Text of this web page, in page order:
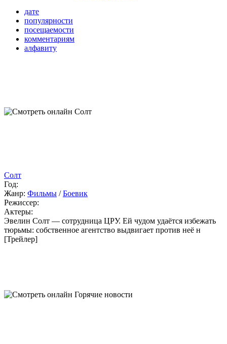
дате
популярности
посещаемости
комментариям
алфавиту
Солт
Год:
Жанр: Фильмы /Боевик
Режиссер:
Актеры:
Эвелин Солт — сотрудница ЦРУ. Ей чудом удаётся избежать
тюрьмы: собственное агентство выдвигает против неё н
[Трейлер]